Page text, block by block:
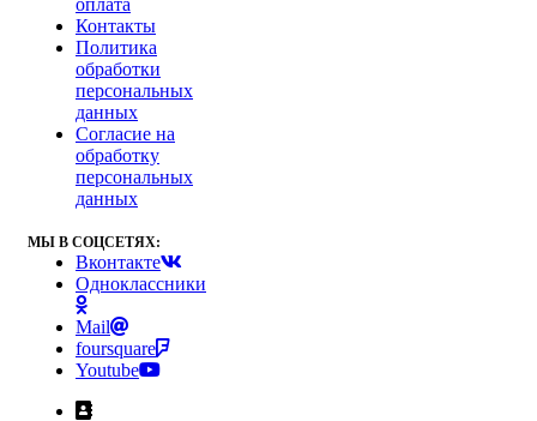
оплата
Контакты
Политика
обработки
персональных
данных
Согласие на
обработку
персональных
данных
МЫ В СОЦСЕТЯХ:
Вконтакте
Одноклассники
Mail
foursquare
Youtube